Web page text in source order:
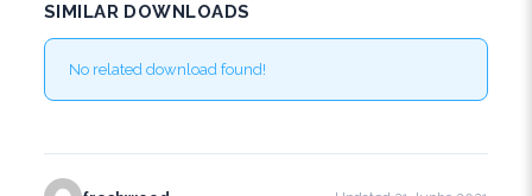
SIMILAR DOWNLOADS
No related download found!